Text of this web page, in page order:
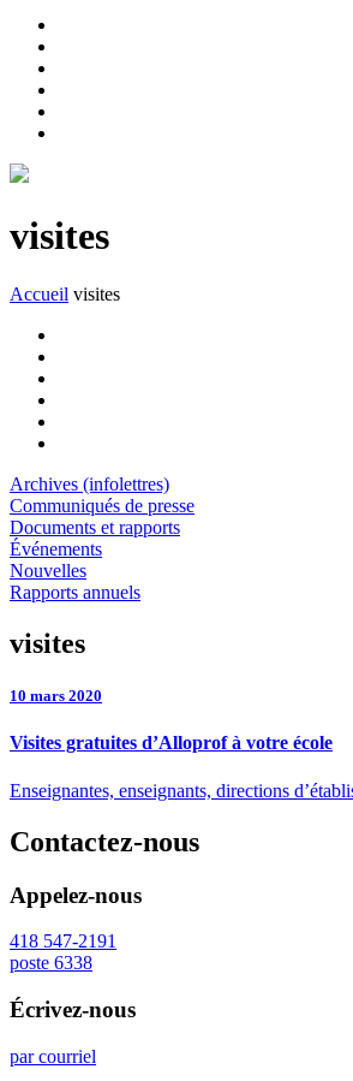
visites
Accueil visites
Archives (infolettres)
Communiqués de presse
Documents et rapports
Événements
Nouvelles
Rapports annuels
visites
10 mars 2020
Visites gratuites d’Alloprof à votre école
Enseignantes, enseignants, directions
Contactez-nous
Appelez-nous
418 547-2191
poste 6338
Écrivez-nous
par courriel